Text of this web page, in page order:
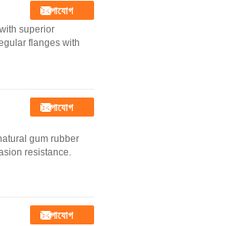
যোগাযোগ
superior
flanges with
যোগাযোগ
gum rubber
resistance.
যোগাযোগ